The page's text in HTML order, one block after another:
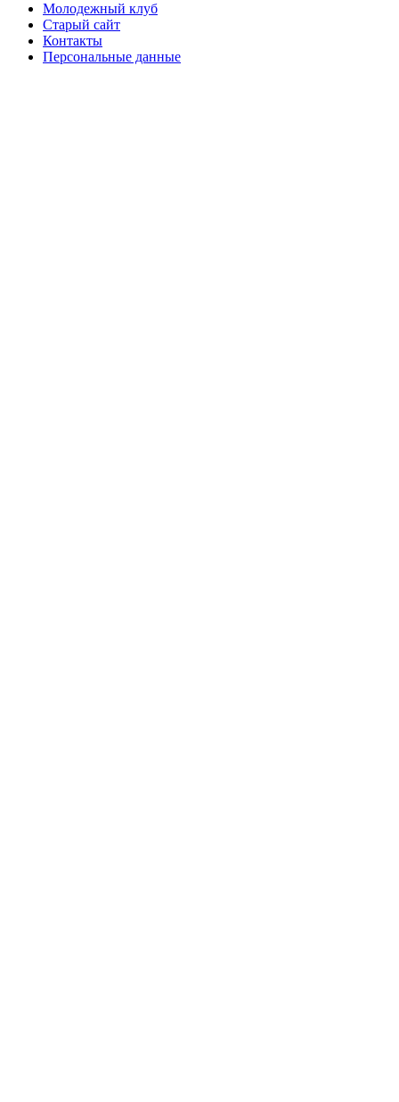
Молодежный клуб
Старый сайт
Контакты
Персональные данные